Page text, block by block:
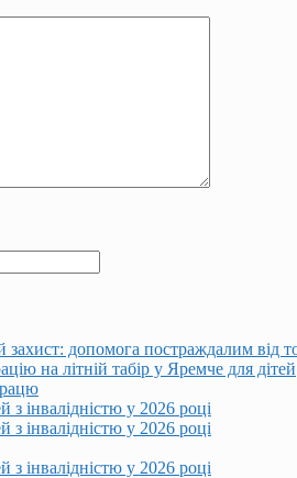
захист: допомога постраждалим від
на літній табір у Яремче для дітей
з інвалідністю у 2026 році
з інвалідністю у 2026 році
з інвалідністю у 2026 році